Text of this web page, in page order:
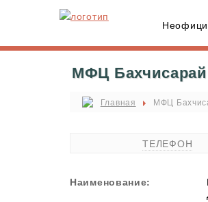
МФЦ Бахчисарай
Главная МФЦ
ТЕЛЕФОН
Наименование: